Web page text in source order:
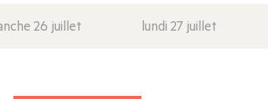
26 juillet lundi 27 juillet